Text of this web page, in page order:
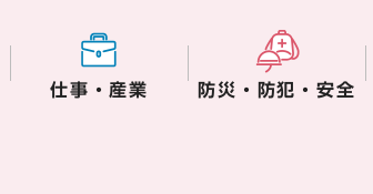
仕事・産業 防災・防犯・安全